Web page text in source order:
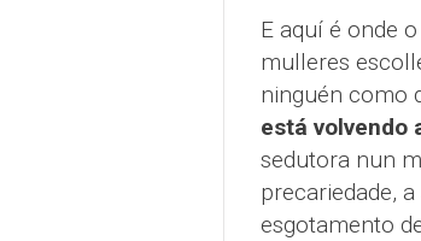
E aquí é onde
mulleres
ninguén como
está volvendo
sedutora nun
precariedade,
esgotamento